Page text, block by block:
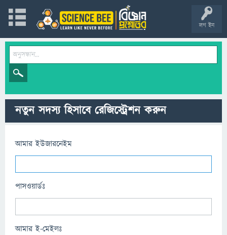
লগ ইন
নতুন সদস্য হিসাবে রেজিস্ট্রেশন করুন
আমার ইউজারনেইম
পাসওয়ার্ডঃ
আমার ই-মেইলঃ